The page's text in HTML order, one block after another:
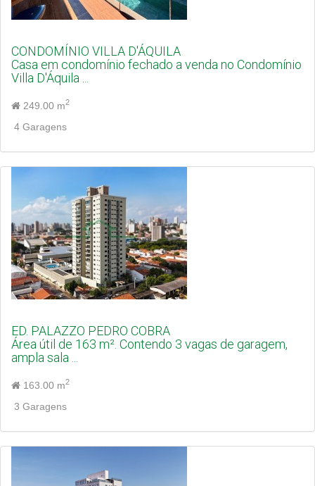
CONDOMÍNIO VILLA D'ÁQUILA
Casa em condomínio fechado a venda no Condomínio
Villa D'Áquila ...
249.00 m2
4 Garagens
ED. PALAZZO PEDRO COBRA
Área útil de 163 m². Contendo 3 vagas de garagem,
ampla sala ...
163.00 m2
3 Garagens